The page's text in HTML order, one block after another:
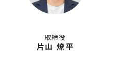
取締役
片山 燎平